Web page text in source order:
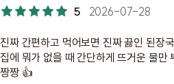
5 2026-07-28
진짜 간편하고 먹어보면 진짜 끓인 된장
집에 뭐가 없을 때 간단하게 뜨거운 물만
짱짱 👍